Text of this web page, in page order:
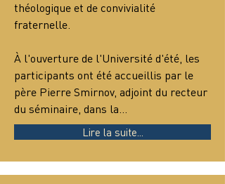
théologique et de convivialité
fraternelle.
À l'ouverture de l'Université d'été, les
participants ont été accueillis par le
père Pierre Smirnov, adjoint du recteur
du séminaire, dans la…
Lire la suite...